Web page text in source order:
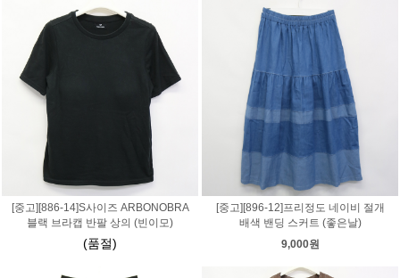
[중고][886-14]S사이즈 ARBONOBRA
블랙 브라캡 반팔 상의 (빈이모)
(품절)
[중고][896-12]프리정도 네이비 절개
배색 밴딩 스커트 (좋은날)
9,000원